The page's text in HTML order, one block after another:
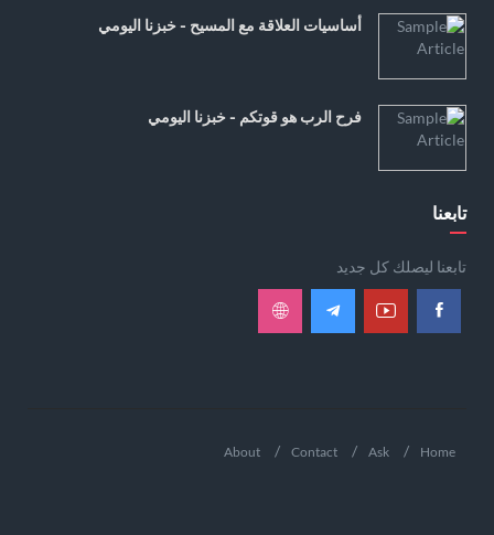
أساسيات العلاقة مع المسيح - خبزنا اليومي
فرح الرب هو قوتكم - خبزنا اليومي
تابعنا
تابعنا ليصلك كل جديد
Home
Ask
Contact
About